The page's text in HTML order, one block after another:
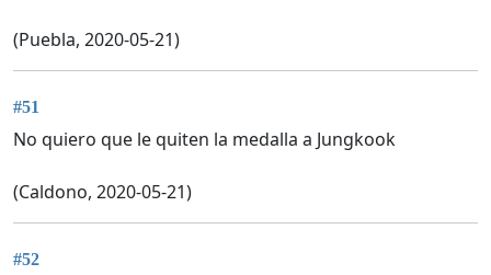
(Puebla, 2020-05-21)
#51
No quiero que le quiten la medalla a Jungkook
(Caldono, 2020-05-21)
#52